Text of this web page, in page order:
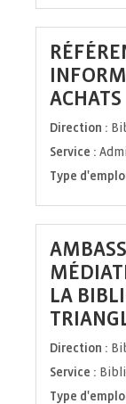
ACHATS
Direction :
Service :
Type
LA
Direction :
Service :
Type